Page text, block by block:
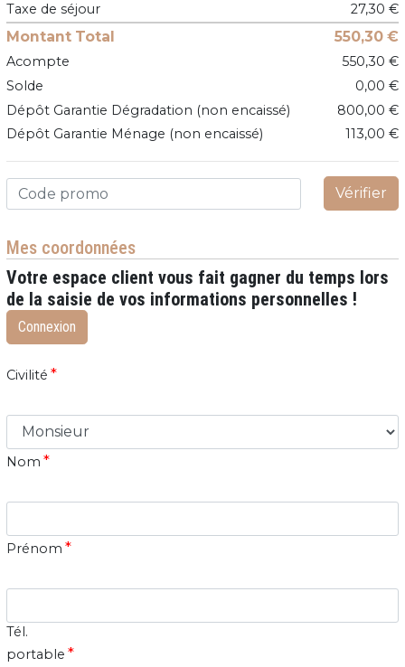
Taxe de séjour
27,30 €
Montant Total 550,30 €
Acompte
550,30 €
Solde
0,00 €
Dépôt Garantie Dégradation (non encaissé)
800,00 €
Dépôt Garantie Ménage (non encaissé)
113,00 €
Vérifier
Mes coordonnées
Votre espace client vous fait gagner du temps lors
Connexion
Civilité *
Nom *
Prénom *
Tél.
portable *